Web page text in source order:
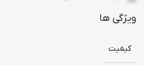
ویژگی ها
کیفیت